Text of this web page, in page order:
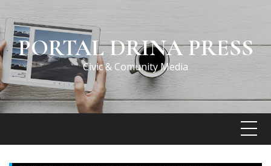
Skip
to
contentPORTAL DRINA PRESS
Civic & Comunity Media